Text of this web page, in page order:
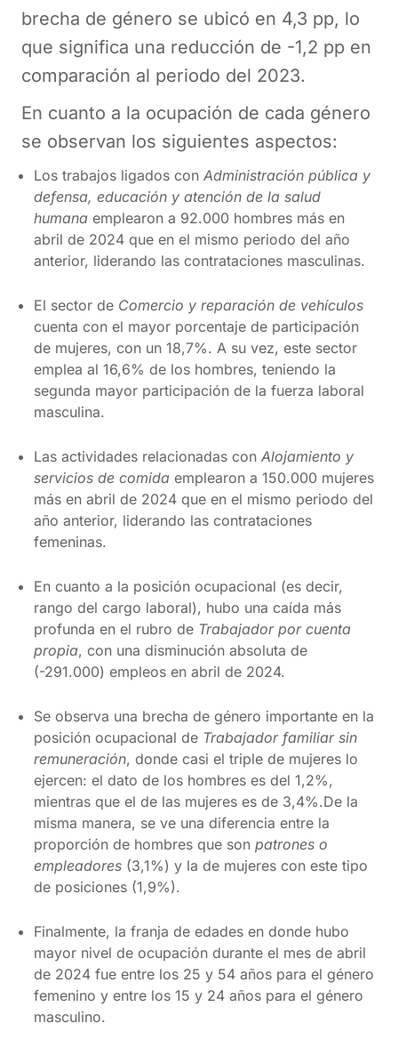
brecha de género se ubicó en 4,3 pp, lo
que significa una reducción de -1,2 pp en
comparación al periodo del 2023.
En cuanto a la ocupación de cada género
se observan los siguientes aspectos:
Los trabajos ligados con Administración pública y
defensa, educación y atención de la salud
humana emplearon a 92.000 hombres más en
abril de 2024 que en el mismo periodo del año
anterior, liderando las contrataciones masculinas.
El sector de Comercio y reparación de vehículos
cuenta con el mayor porcentaje de participación
de mujeres, con un 18,7%. A su vez, este sector
emplea al 16,6% de los hombres, teniendo la
segunda mayor participación de la fuerza laboral
masculina.
Las actividades relacionadas con Alojamiento y
servicios de comida emplearon a 150.000 mujeres
más en abril de 2024 que en el mismo periodo del
año anterior, liderando las contrataciones
femeninas.
En cuanto a la posición ocupacional (es decir,
rango del cargo laboral), hubo una caída más
profunda en el rubro de Trabajador por cuenta
propia, con una disminución absoluta de
(-291.000) empleos en abril de 2024.
Se observa una brecha de género importante en la
posición ocupacional de Trabajador familiar sin
remuneración, donde casi el triple de mujeres lo
ejercen: el dato de los hombres es del 1,2%,
mientras que el de las mujeres es de 3,4%.De la
misma manera, se ve una diferencia entre la
proporción de hombres que son patrones o
empleadores (3,1%) y la de mujeres con este tipo
de posiciones (1,9%).
Finalmente, la franja de edades en donde hubo
mayor nivel de ocupación durante el mes de abril
de 2024 fue entre los 25 y 54 años para el género
femenino y entre los 15 y 24 años para el género
masculino.